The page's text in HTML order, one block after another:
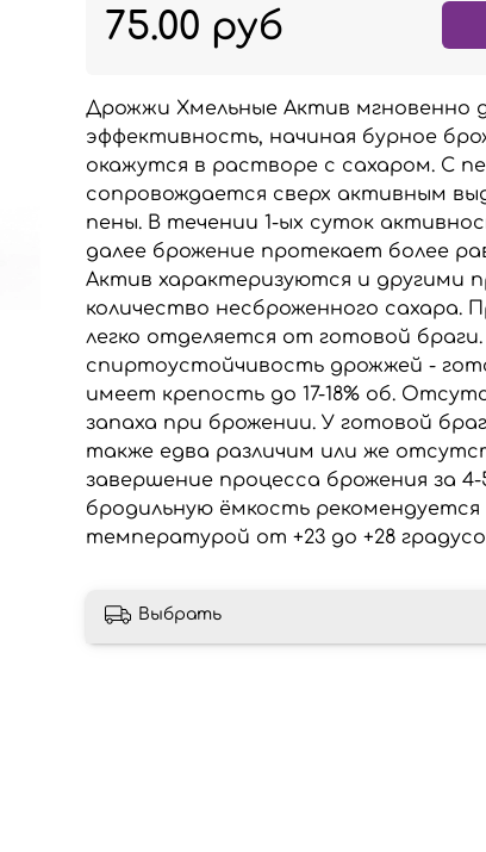
75.00 руб
Дрожжи Хмельные Актив
эффективность, начиная бурное
окажутся в растворе с сахаром. С
сопровождается сверх активным
пены. В течении 1-ых суток
далее брожение протекает более
Актив характеризуются и другими
количество несброженного сахара.
легко отделяется от готовой браги.
спиртоустойчивость дрожжей -
имеет крепость до 17-18% об.
запаха при брожении. У готовой
также едва различим или же
завершение процесса брожения за
бродильную ёмкость
температурой от +23 до +28
Выбрать